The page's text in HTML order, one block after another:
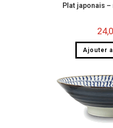
Plat japonais
Ajouter